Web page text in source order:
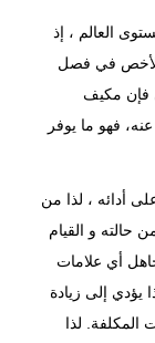
العالم ، إذ
في فصل
فإن مكيف
فهو ما يوفر
أدائه ، لذا من
حالته و القيام
أي علامات
إلى زيادة
المكلفة. لذا